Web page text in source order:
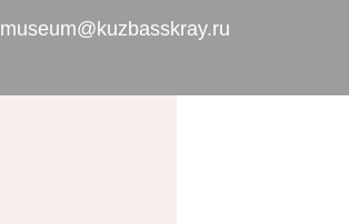
museum@kuzbasskray.ru